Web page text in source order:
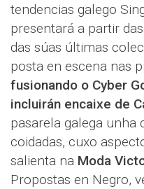
tendencias galego
presentará a partir
das súas últimas
posta en escena nas
fusionando o Cyber
incluirán encaixe de
pasarela galega unha
coidadas, cuxo
salienta na Moda
Propostas en Negro,